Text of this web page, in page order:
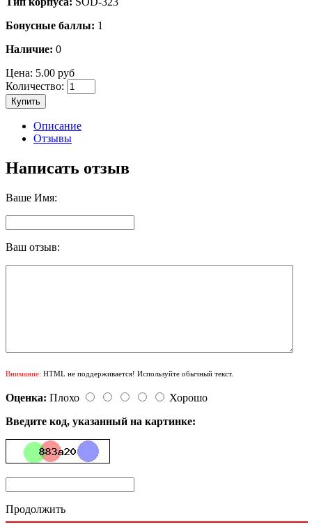
Бонусные баллы: 1
Наличие: 0
Цена: 5.00 руб
Количество:
Купить
Описание
Отзывы
Написать отзыв
Ваше Имя:
Ваш отзыв:
Внимание: HTML не поддерживается! Используйте обычный текст.
Оценка: Плохо
Хорошо
Введите код, указанный на картинке:
Продолжить